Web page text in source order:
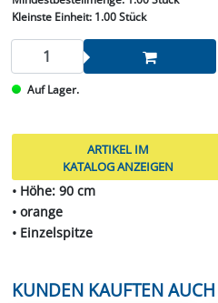
Kleinste Einheit:1.00 Stück
Auf Lager.
ARTIKEL IM
KATALOG ANZEIGEN
• Höhe: 90 cm
• orange
• Einzelspitze
KUNDEN KAUFTEN AUCH